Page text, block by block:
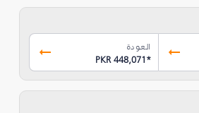
العودة
PKR 448,071*